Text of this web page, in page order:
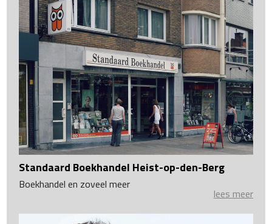
Standaard Boekhandel Heist-op-den-Berg
Boekhandel en zoveel meer
lees meer